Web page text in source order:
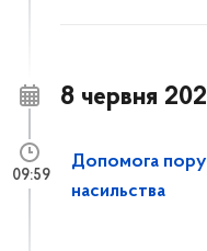
8 червня
Допомога
насильства
09:59